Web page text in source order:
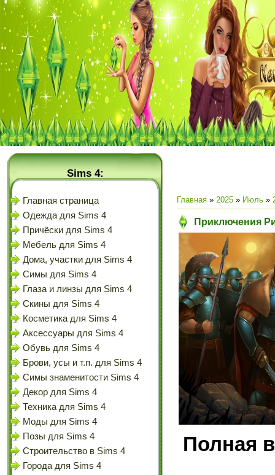
Sims 4:
Главная страница
Одежда для Sims 4
Причёски для Sims 4
Мебель для Sims 4
Дома, участки для Sims 4
Симы для Sims 4
Глаза и линзы для Sims 4
Скины для Sims 4
Косметика для Sims 4
Аксессуары для Sims 4
Обувь для Sims 4
Брови, усы и т.п. для Sims 4
Симы знаменитости Sims 4
Декор для Sims 4
Техника для Sims 4
Моды для Sims 4
Позы для Sims 4
Строительство в Sims 4
Города для Sims 4
Главная » 2025 » Июль »
Приключения
Полная